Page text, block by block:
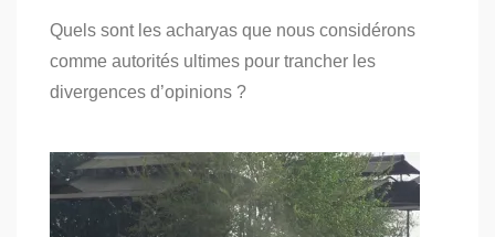
Les
dans
sampradaya
Quels sont les acharyas que nous considérons
comme autorités ultimes pour trancher les
divergences d’opinions ?